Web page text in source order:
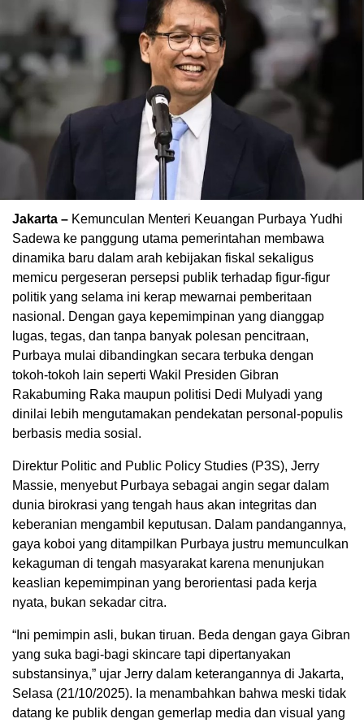
Jakarta – Kemunculan Menteri Keuangan Purbaya Yudhi
Sadewa ke panggung utama pemerintahan membawa
dinamika baru dalam arah kebijakan fiskal sekaligus
memicu pergeseran persepsi publik terhadap figur-figur
politik yang selama ini kerap mewarnai pemberitaan
nasional. Dengan gaya kepemimpinan yang dianggap
lugas, tegas, dan tanpa banyak polesan pencitraan,
Purbaya mulai dibandingkan secara terbuka dengan
tokoh-tokoh lain seperti Wakil Presiden Gibran
Rakabuming Raka maupun politisi Dedi Mulyadi yang
dinilai lebih mengutamakan pendekatan personal-populis
berbasis media sosial.
Direktur Politic and Public Policy Studies (P3S), Jerry
Massie, menyebut Purbaya sebagai angin segar dalam
dunia birokrasi yang tengah haus akan integritas dan
keberanian mengambil keputusan. Dalam pandangannya,
gaya koboi yang ditampilkan Purbaya justru memunculkan
kekaguman di tengah masyarakat karena menunjukan
keaslian kepemimpinan yang berorientasi pada kerja
nyata, bukan sekadar citra.
“Ini pemimpin asli, bukan tiruan. Beda dengan gaya Gibran
yang suka bagi-bagi skincare tapi dipertanyakan
substansinya,” ujar Jerry dalam keterangannya di Jakarta,
Selasa (21/10/2025). Ia menambahkan bahwa meski tidak
datang ke publik dengan gemerlap media dan visual yang